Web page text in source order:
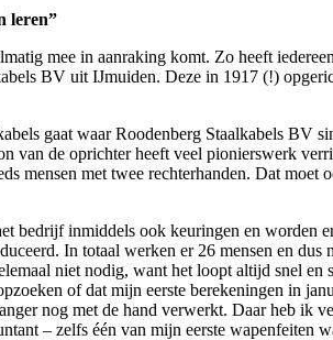
leren”
mee in aanraking komt. Zo heeft
BV uit IJmuiden. Deze in 1917 (!)
gaat waar Roodenberg Staalkabels BV
de oprichter heeft veel pionierswerk
mensen met twee rechterhanden. Dat moet
bedrijf inmiddels ook keuringen en worden
In totaal werken er 26 mensen en
niet nodig, want het loopt altijd snel
of dat mijn eerste berekeningen in
nog met de hand verwerkt. Daar heb ik
– zelfs één van mijn eerste wapenfeiten